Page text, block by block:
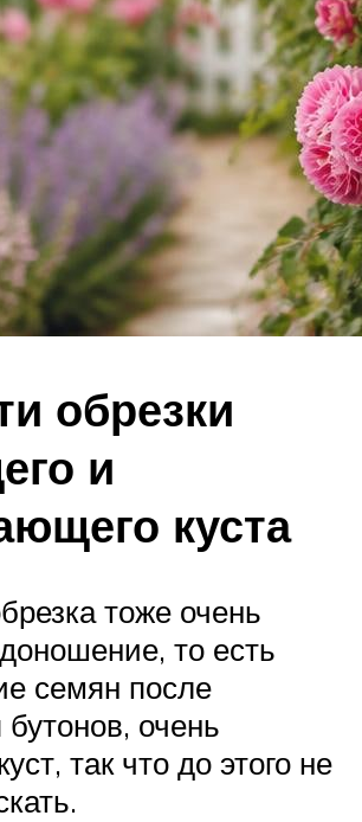
обрезки
и
куста
тоже очень
то есть
семян после
бутонов, очень
так что до этого не